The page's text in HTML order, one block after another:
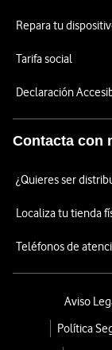
Repara tu
Tarifa social
Declaración
Contacta con
¿Quieres ser
Localiza tu tienda
Teléfonos de
Aviso
Política